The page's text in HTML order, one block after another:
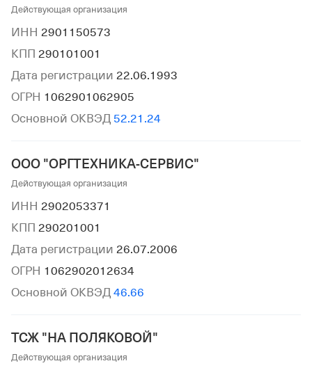
Действующая организация
ИНН 2901150573
КПП 290101001
Дата регистрации 22.06.1993
ОГРН 1062901062905
Основной ОКВЭД 52.21.24
ООО "ОРГТЕХНИКА-СЕРВИС"
Действующая организация
ИНН 2902053371
КПП 290201001
Дата регистрации 26.07.2006
ОГРН 1062902012634
Основной ОКВЭД 46.66
ТСЖ "НА ПОЛЯКОВОЙ"
Действующая организация